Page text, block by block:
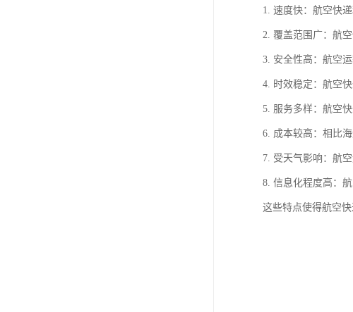
1. 速度快：航空快
2. 覆盖范围广：航
3. 安全性高：航空
4. 时效稳定：航空
5. 服务多样：航空
6. 成本较高：相比
7. 受天气影响：航
8. 信息化程度高：
这些特点使得航空